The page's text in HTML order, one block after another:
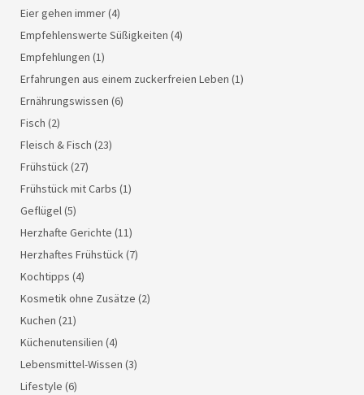
Eier gehen immer(4)
Empfehlenswerte Süßigkeiten (4)
Empfehlungen (1)
Erfahrungen aus einem zuckerfreien Leben (1)
Ernährungswissen (6)
Fisch (2)
Fleisch & Fisch (23)
Frühstück(27)
Frühstück mit Carbs (1)
Geflügel(5)
Herzhafte Gerichte (11)
Herzhaftes Frühstück(7)
Kochtipps (4)
Kosmetik ohne Zusätze (2)
Kuchen (21)
Küchenutensilien (4)
Lebensmittel-Wissen (3)
Lifestyle (6)